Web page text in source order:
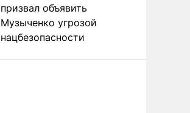
призвал объявить
Музыченко угрозой
нацбезопасности